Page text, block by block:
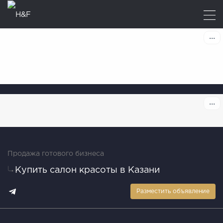
Продажа готового бизнеса
Купить салон красоты в Казани
Разместить объявление